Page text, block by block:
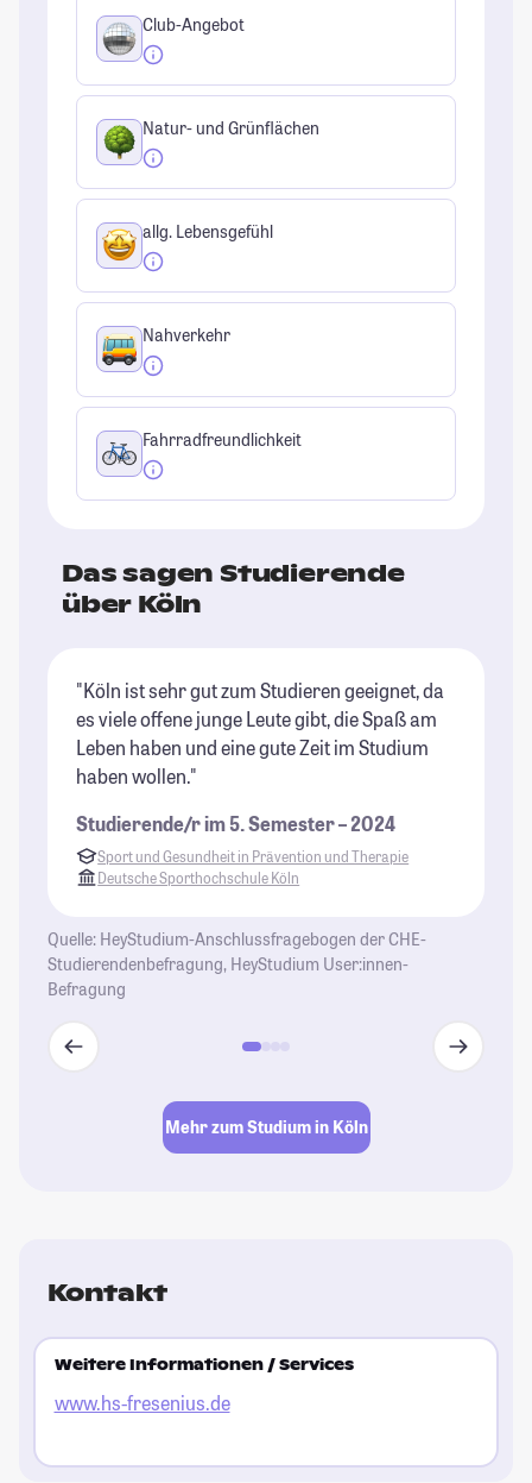
Club-Angebot
Natur- und Grünflächen
allg. Lebensgefühl
Nahverkehr
Fahrradfreundlichkeit
Das sagen Studierende
über Köln
"Köln ist sehr gut zum Studieren geeignet, da
es viele offene junge Leute gibt, die Spaß am
Leben haben und eine gute Zeit im Studium
haben wollen."
Studierende/r im 5. Semester – 2024
Sport und Gesundheit in Prävention und Therapie
Deutsche Sporthochschule Köln
Quelle: HeyStudium-Anschlussfragebogen der CHE-
Studierendenbefragung, HeyStudium User:innen-
Befragung
Mehr zum Studium in Köln
Kontakt
Weitere Informationen / Services
www.hs-fresenius.de